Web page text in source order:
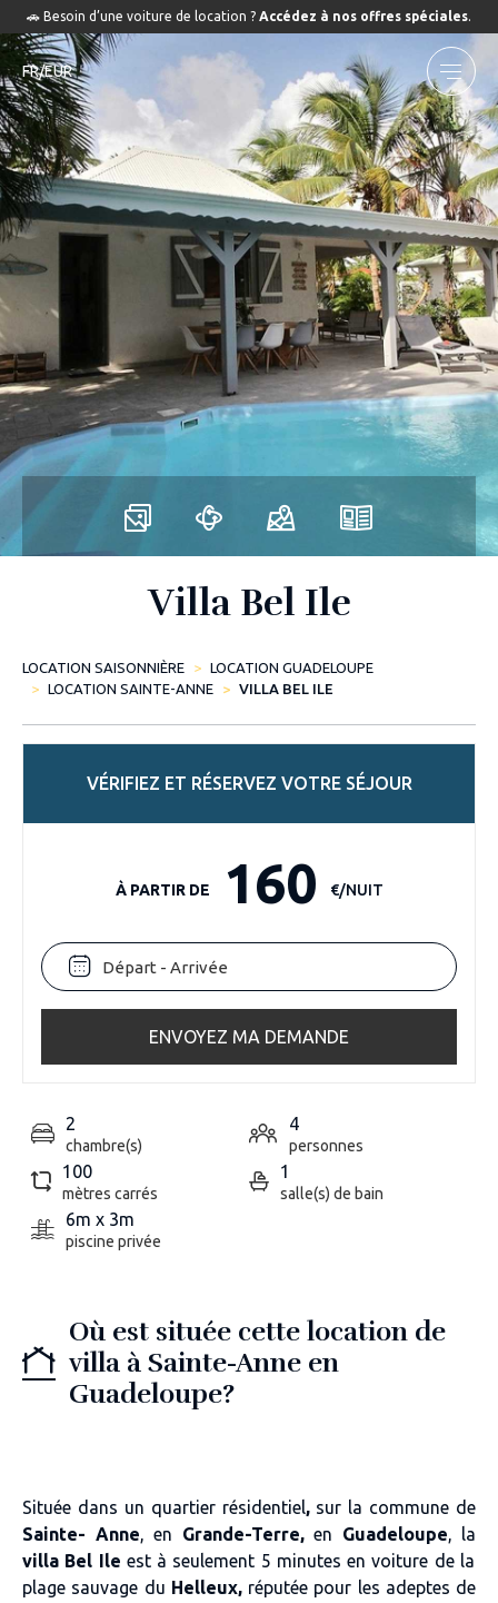
🚗 Besoin d’une voiture de location ? Accédez à nos offres spéciales.
FR/EUR
Villa Bel Ile
LOCATION SAISONNIÈRE
LOCATION GUADELOUPE
LOCATION SAINTE-ANNE
VILLA BEL ILE
VÉRIFIEZ ET RÉSERVEZ VOTRE SÉJOUR
À PARTIR DE 160 €/NUIT
ENVOYEZ MA DEMANDE
2
chambre(s)
4
personnes
100
mètres carrés
1
salle(s) de bain
6m x 3m
piscine privée
Où est située cette location de
villa à Sainte-Anne en
Guadeloupe?
Située dans un quartier résidentiel,sur la commune de
Sainte- Anne, en Grande-Terre,en Guadeloupe, la
villa Bel Ile est à seulement 5 minutes en voiture de la
plage sauvage du Helleux, réputée pour les adeptes de